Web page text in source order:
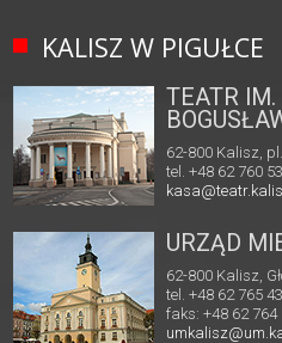
KALISZ W PIGUŁCE
TEATR IM.
62-800 Kalisz,
tel. +48 62 760
URZĄD
62-800 Kalisz,
tel. +48 62 765
faks: +48 62 764